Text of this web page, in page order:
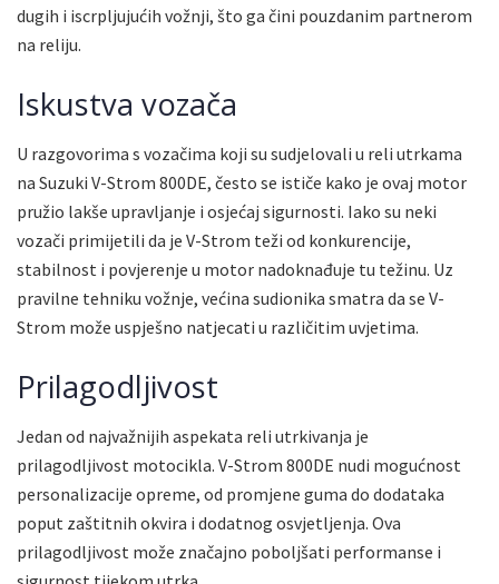
dugih i iscrpljujućih vožnji, što ga čini pouzdanim partnerom
na reliju.
Iskustva vozača
U razgovorima s vozačima koji su sudjelovali u reli utrkama
na Suzuki V-Strom 800DE, često se ističe kako je ovaj motor
pružio lakše upravljanje i osjećaj sigurnosti. Iako su neki
vozači primijetili da je V-Strom teži od konkurencije,
stabilnost i povjerenje u motor nadoknađuje tu težinu. Uz
pravilne tehniku vožnje, većina sudionika smatra da se V-
Strom može uspješno natjecati u različitim uvjetima.
Prilagodljivost
Jedan od najvažnijih aspekata reli utrkivanja je
prilagodljivost motocikla. V-Strom 800DE nudi mogućnost
personalizacije opreme, od promjene guma do dodataka
poput zaštitnih okvira i dodatnog osvjetljenja. Ova
prilagodljivost može značajno poboljšati performanse i